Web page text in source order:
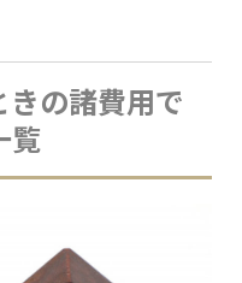
の諸費用で
覧